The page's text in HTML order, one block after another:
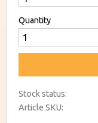
Quantity
Stock status
Article SKU